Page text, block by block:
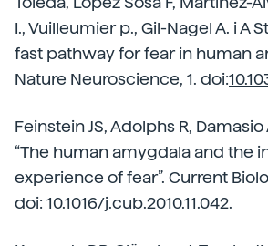
I., Vuilleumier p., Gil-Nagel A. i A
fast pathway for fear in human
Nature Neuroscience, 1. doi:
Feinstein JS, Adolphs R, Damasio
“The human amygdala and the
experience of fear”. Current
doi: 10.1016/j.cub.2010.11.042.